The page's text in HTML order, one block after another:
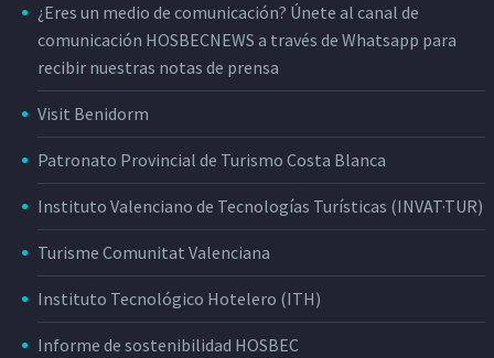
¿Eres un medio de comunicación? Únete al canal de
comunicación HOSBECNEWS a través de Whatsapp para
recibir nuestras notas de prensa
Visit Benidorm
Patronato Provincial de Turismo Costa Blanca
Instituto Valenciano de Tecnologías Turísticas (INVAT·TUR)
Turisme Comunitat Valenciana
Instituto Tecnológico Hotelero (ITH)
Informe de sostenibilidad HOSBEC